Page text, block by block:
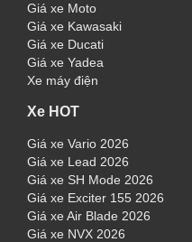
Giá xe Moto
Giá xe Kawasaki
Giá xe Ducati
Giá xe Yadea
Xe máy điện
Xe HOT
Giá xe Vario 2026
Giá xe Lead 2026
Giá xe SH Mode 2026
Giá xe Exciter 155 2026
Giá xe Air Blade 2026
Giá xe NVX 2026